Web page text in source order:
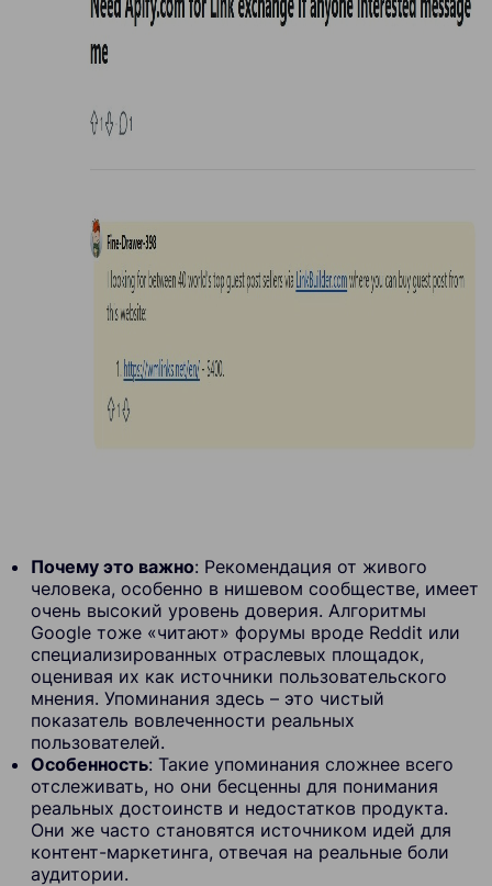
Почему это важно: Рекомендация от живого
человека, особенно в нишевом сообществе, имеет
очень высокий уровень доверия. Алгоритмы
Google тоже «читают» форумы вроде Reddit или
специализированных отраслевых площадок,
оценивая их как источники пользовательского
мнения. Упоминания здесь – это чистый
показатель вовлеченности реальных
пользователей.
Особенность: Такие упоминания сложнее всего
отслеживать, но они бесценны для понимания
реальных достоинств и недостатков продукта.
Они же часто становятся источником идей для
контент-маркетинга, отвечая на реальные боли
аудитории.